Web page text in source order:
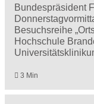
Bundespräsident
Besuchsreihe
Hochschule
3 Min